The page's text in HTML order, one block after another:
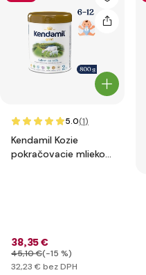
5.0(1)
Kendamil Kozie
pokračovacie mlieko
38,35 €
45,10 €(-15 %)
32,23 € bez DPH